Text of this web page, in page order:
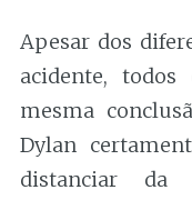
Apesar dos
acidente,
mesma
Dylan
distanciar da